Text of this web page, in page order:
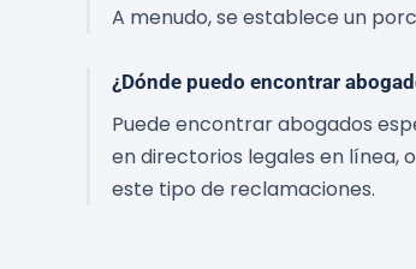
A menudo, se establece un
¿Dónde puedo encontrar
Puede encontrar abogados
en directorios legales en línea,
este tipo de reclamaciones.